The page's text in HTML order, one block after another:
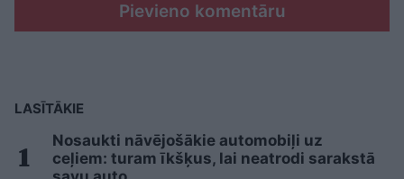
Pievieno komentāru
LASĪTĀKIE
Nosaukti nāvējošākie automobiļi uz
ceļiem: turam īkšķus, lai neatrodi sarakstā